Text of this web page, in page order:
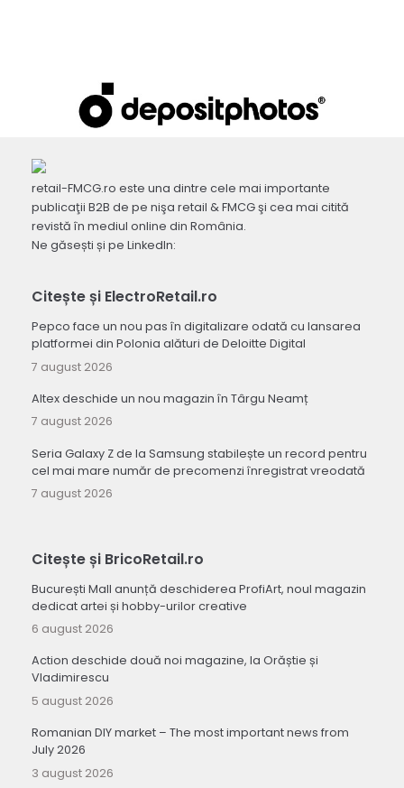
retail-FMCG.ro este una dintre cele mai importante
publicaţii B2B de pe nişa retail & FMCG şi cea mai citită
revistă în mediul online din România.
Ne găsești și pe LinkedIn:
Citește și ElectroRetail.ro
Pepco face un nou pas în digitalizare odată cu lansarea
platformei din Polonia alături de Deloitte Digital
7 august 2026
Altex deschide un nou magazin în Târgu Neamț
7 august 2026
Seria Galaxy Z de la Samsung stabilește un record pentru
cel mai mare număr de precomenzi înregistrat vreodată
7 august 2026
Citește și BricoRetail.ro
București Mall anunță deschiderea ProfiArt, noul magazin
dedicat artei și hobby-urilor creative
6 august 2026
Action deschide două noi magazine, la Orăștie și
Vladimirescu
5 august 2026
Romanian DIY market – The most important news from
July 2026
3 august 2026